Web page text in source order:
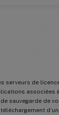
serveurs de
associées
sauvegarde de